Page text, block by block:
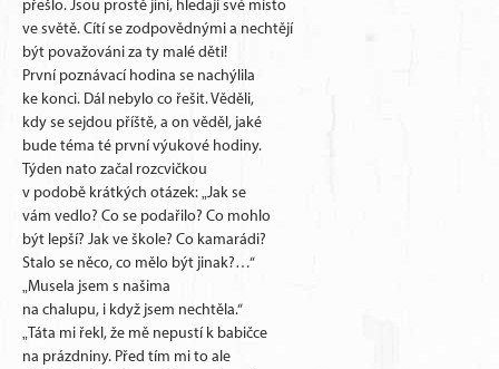
přešlo. Jsou prostě jiní, hledají své místo
ve světě. Cítí se zodpovědnými a nechtějí
být považováni za ty malé děti!
První poznávací hodina se nachýlila
ke konci. Dál nebylo co řešit. Věděli,
kdy se sejdou příště, a on věděl, jaké
bude téma té první výukové hodiny.
Týden nato začal rozcvičkou
v podobě krátkých otázek: „Jak se
vám vedlo? Co se podařilo? Co mohlo
být lepší? Jak ve škole? Co kamarádi?
Stalo se něco, co mělo být jinak?…“
„Musela jsem s našima
na chalupu, i když jsem nechtěla.“
„Táta mi řekl, že mě nepustí k babičce
na prázdniny. Před tím mi to ale